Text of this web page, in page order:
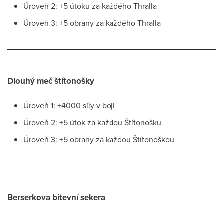
Úroveň 2: +5 útoku za každého Thralla
Úroveň 3: +5 obrany za každého Thralla
Dlouhý meč štítonošky
Úroveň 1: +4000 síly v boji
Úroveň 2: +5 útok za každou Štítonošku
Úroveň 3: +5 obrany za každou Štítonoškou
Berserkova bitevní sekera